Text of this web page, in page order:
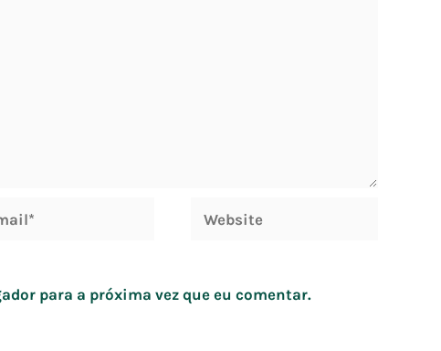
Website
para a próxima vez que eu comentar.